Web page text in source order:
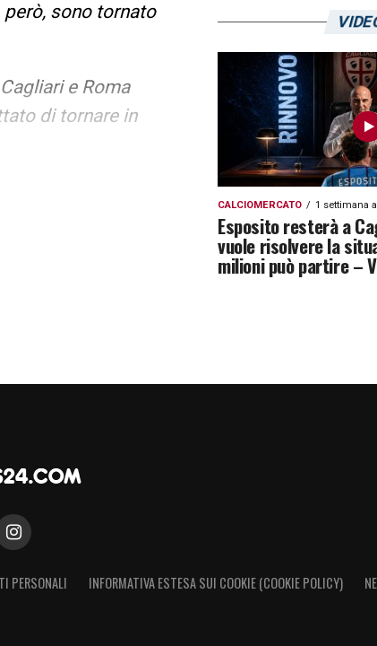
però, sono tornato
e Roma
di tornare in
CALCIOMERCATO 1 settimana
Esposito resterà a
vuole risolvere la
milioni può partire –
PERSONALI INFORMATIVA ESTESA SUI COOKIE (COOKIE POLICY)